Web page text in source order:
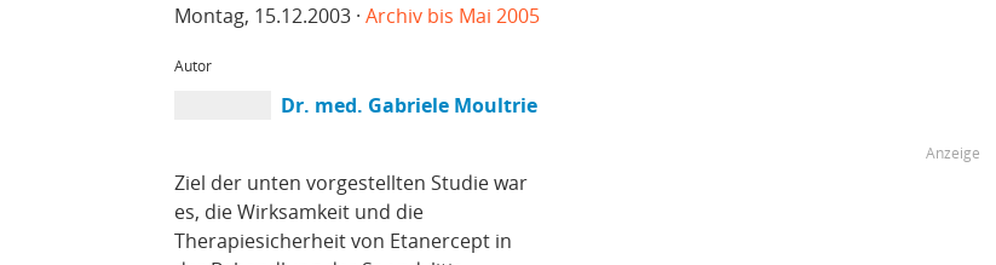
Montag, 15.12.2003 · Archiv bis Mai 2005
Autor
Dr. med. Gabriele Moultrie
Ziel der unten vorgestellten Studie war
es, die Wirksamkeit und die
Therapiesicherheit von Etanercept in